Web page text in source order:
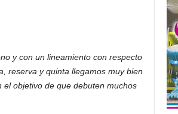
y con un lineamiento con respecto
reserva y quinta llegamos muy bien
objetivo de que debuten muchos